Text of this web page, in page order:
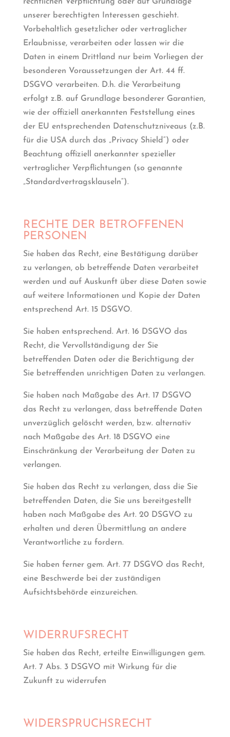
unserer berechtigten Interessen geschieht.
Vorbehaltlich gesetzlicher oder vertraglicher
Erlaubnisse, verarbeiten oder lassen wir die
Daten in einem Drittland nur beim Vorliegen der
besonderen Voraussetzungen der Art. 44 ff.
DSGVO verarbeiten. D.h. die Verarbeitung
erfolgt z.B. auf Grundlage besonderer Garantien,
wie der offiziell anerkannten Feststellung eines
der EU entsprechenden Datenschutzniveaus (z.B.
für die USA durch das „Privacy Shield“) oder
Beachtung offiziell anerkannter spezieller
vertraglicher Verpflichtungen (so genannte
„Standardvertragsklauseln“).
RECHTE DER BETROFFENEN
PERSONEN
Sie haben das Recht, eine Bestätigung darüber
zu verlangen, ob betreffende Daten verarbeitet
werden und auf Auskunft über diese Daten sowie
auf weitere Informationen und Kopie der Daten
entsprechend Art. 15 DSGVO.
Sie haben entsprechend. Art. 16 DSGVO das
Recht, die Vervollständigung der Sie
betreffenden Daten oder die Berichtigung der
Sie betreffenden unrichtigen Daten zu verlangen.
Sie haben nach Maßgabe des Art. 17 DSGVO
das Recht zu verlangen, dass betreffende Daten
unverzüglich gelöscht werden, bzw. alternativ
nach Maßgabe des Art. 18 DSGVO eine
Einschränkung der Verarbeitung der Daten zu
verlangen.
Sie haben das Recht zu verlangen, dass die Sie
betreffenden Daten, die Sie uns bereitgestellt
haben nach Maßgabe des Art. 20 DSGVO zu
erhalten und deren Übermittlung an andere
Verantwortliche zu fordern.
Sie haben ferner gem. Art. 77 DSGVO das Recht,
eine Beschwerde bei der zuständigen
Aufsichtsbehörde einzureichen.
WIDERRUFSRECHT
Sie haben das Recht, erteilte Einwilligungen gem.
Art. 7 Abs. 3 DSGVO mit Wirkung für die
Zukunft zu widerrufen
WIDERSPRUCHSRECHT